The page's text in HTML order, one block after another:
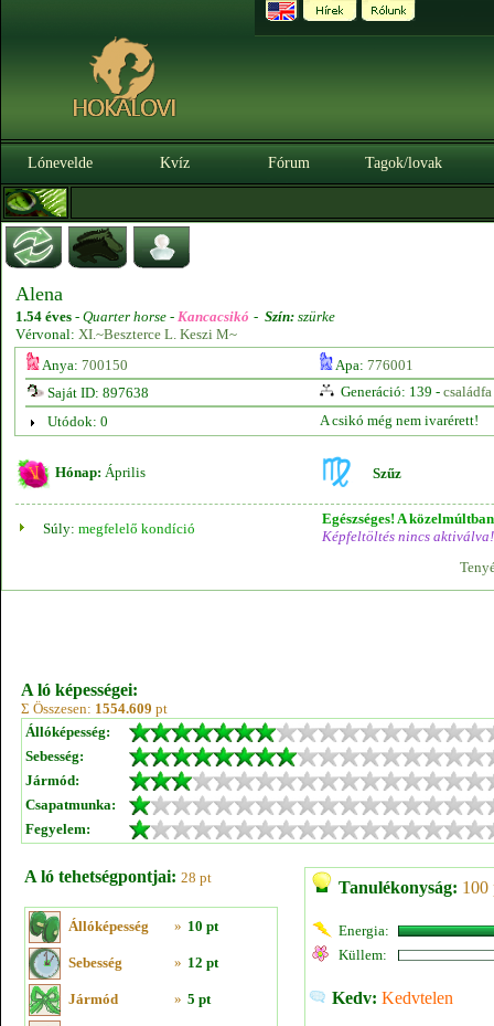
Lónevelde Kvíz Fórum Tagok/lovak
Alena
1.54 éves - Quarter horse - Kancacsikó - Szín: szürke
Vérvonal: XI.~Beszterce L. Keszi M~
Anya: 700150 Apa: 776001
Saját ID: 897638
Generáció: 139 - családfa
Utódok: 0
A csikó még nem ivarérett!
Hónap: Április Szűz
Súly: megfelelő kondíció
Egészséges! A
Képfeltöltés nincs aktiválva!
A ló képességei:
Σ Összesen: 1554.609 pt
Állóképesség:
Sebesség:
Jármód:
Csapatmunka:
Fegyelem:
A ló tehetségpontjai: 28 pt
Állóképesség » 10 pt
Sebesség » 12 pt
Jármód » 5 pt
Tanulékonyság: 100
Energia:
Küllem:
Kedv: Kedvtelen